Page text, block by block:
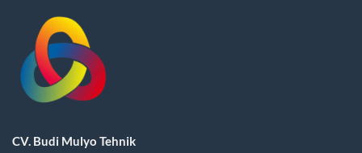
CV. Budi Mulyo Tehnik